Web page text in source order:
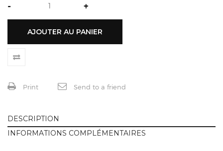
- +
AJOUTER AU PANIER
Print Send to a friend
DESCRIPTION
INFORMATIONS COMPLÉMENTAIRES